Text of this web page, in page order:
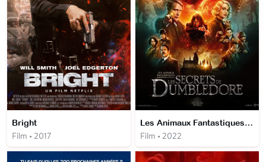
Bright
Film • 2017
Les Animaux Fantastiques : les Secrets de Dumbledore
Film • 2022